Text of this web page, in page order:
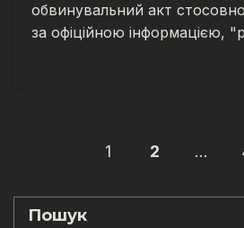
обвинувальний акт
за офіційною інформацією,
Пагінація
записів
1 2 …
Пошук